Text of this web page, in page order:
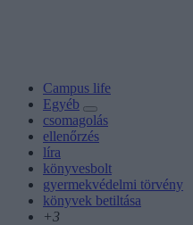
Campus life
Egyéb
csomagolás
ellenőrzés
líra
könyvesbolt
gyermekvédelmi törvény
könyvek betiltása
+3